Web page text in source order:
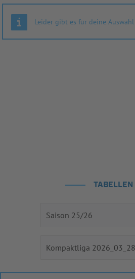
Leider gibt es für deine
TABELLEN